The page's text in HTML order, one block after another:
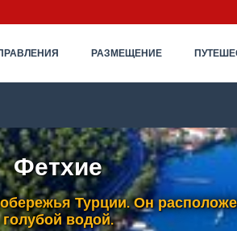
РАЗМЕЩЕНИЕ
Фетхие
Турции. Он
голубой водой.